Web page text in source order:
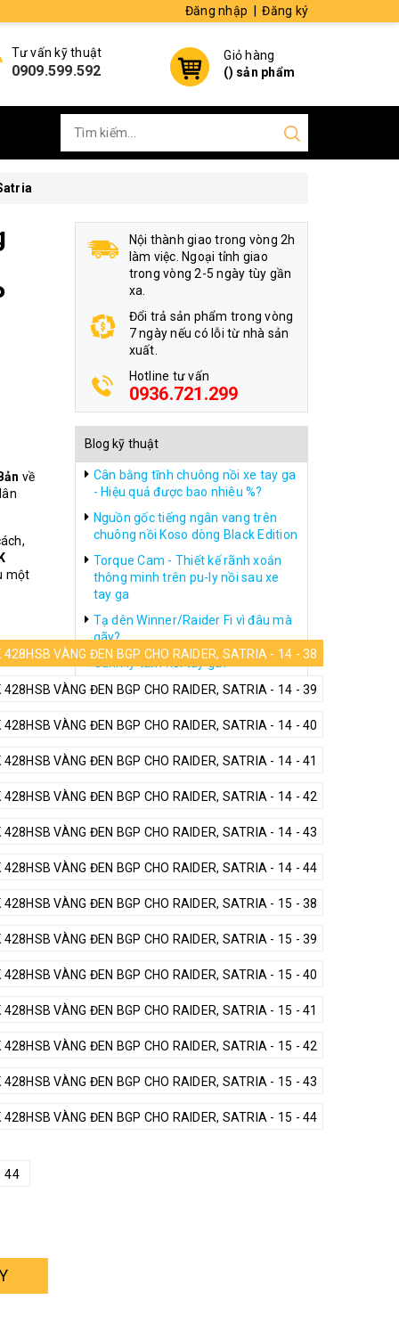
Đăng nhập Đăng ký
Tư vấn kỹ thuật
0909.599.592
Giỏ hàng
() sản phẩm
về
một
VÀNG ĐEN BGP CHO RAIDER, SATRIA - 14 - 38
VÀNG ĐEN BGP CHO RAIDER, SATRIA - 14 - 39
VÀNG ĐEN BGP CHO RAIDER, SATRIA - 14 - 40
VÀNG ĐEN BGP CHO RAIDER, SATRIA - 14 - 41
VÀNG ĐEN BGP CHO RAIDER, SATRIA - 14 - 42
VÀNG ĐEN BGP CHO RAIDER, SATRIA - 14 - 43
VÀNG ĐEN BGP CHO RAIDER, SATRIA - 14 - 44
VÀNG ĐEN BGP CHO RAIDER, SATRIA - 15 - 38
VÀNG ĐEN BGP CHO RAIDER, SATRIA - 15 - 39
VÀNG ĐEN BGP CHO RAIDER, SATRIA - 15 - 40
VÀNG ĐEN BGP CHO RAIDER, SATRIA - 15 - 41
VÀNG ĐEN BGP CHO RAIDER, SATRIA - 15 - 42
VÀNG ĐEN BGP CHO RAIDER, SATRIA - 15 - 43
VÀNG ĐEN BGP CHO RAIDER, SATRIA - 15 - 44
44
Nội thành giao trong vòng 2h
làm việc. Ngoại tỉnh giao
trong vòng 2-5 ngày tùy gần
xa.
Đổi trả sản phẩm trong vòng
7 ngày nếu có lỗi từ nhà sản
xuất.
Hotline tư vấn
0936.721.299
Blog kỹ thuật
Cân bằng tĩnh chuông nồi xe tay ga
- Hiệu quả được bao nhiêu %?
Nguồn gốc tiếng ngân vang trên
chuông nồi Koso dòng Black Edition
Torque Cam - Thiết kế rãnh xoắn
thông minh trên pu-ly nồi sau xe
tay ga
Tạ dên Winner/Raider Fi vì đâu mà
gãy?
Canh ly tâm nồi tay ga?